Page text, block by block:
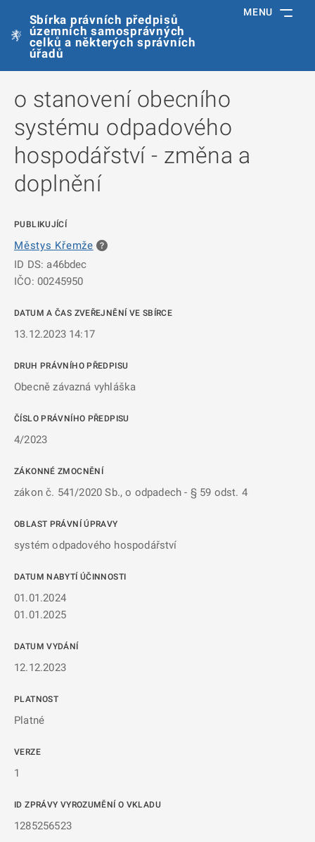
Sbírka právních předpisů
územních samosprávných
celků a některých správních
úřadů
MENU
o stanovení obecního
systému odpadového
hospodářství - změna a
doplnění
PUBLIKUJÍCÍ
Městys Křemže
ID DS: a46bdec
IČO: 00245950
DATUM A ČAS ZVEŘEJNĚNÍ VE SBÍRCE
13.12.2023 14:17
DRUH PRÁVNÍHO PŘEDPISU
Obecně závazná vyhláška
ČÍSLO PRÁVNÍHO PŘEDPISU
4/2023
ZÁKONNÉ ZMOCNĚNÍ
zákon č. 541/2020 Sb., o odpadech - § 59 odst. 4
OBLAST PRÁVNÍ ÚPRAVY
systém odpadového hospodářství
DATUM NABYTÍ ÚČINNOSTI
01.01.2024
01.01.2025
DATUM VYDÁNÍ
12.12.2023
PLATNOST
Platné
VERZE
1
ID ZPRÁVY VYROZUMĚNÍ O VKLADU
1285256523